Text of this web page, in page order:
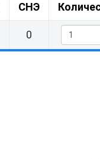
СНЭ
0